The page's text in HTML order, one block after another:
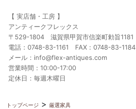
【 実店舗・工房 】
アンティークフレックス
〒529-1804 滋賀県甲賀市信楽町勅旨1181
電話：0748-83-1161 FAX：0748-83-1184
メール：info@flex-antiques.com
営業時間：10:00-17:00
定休日：毎週木曜日
トップページ
厳選家具